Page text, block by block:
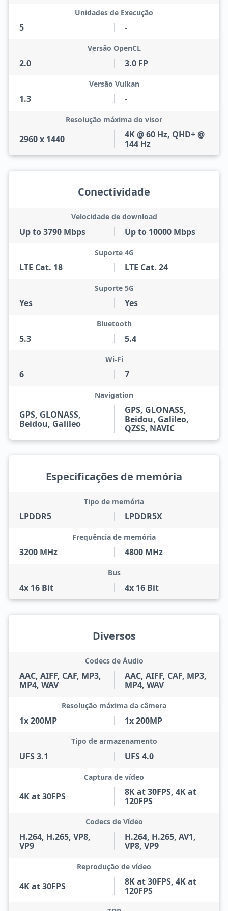
5
Unidades de Execução
-
2.0
Versão OpenCL
3.0 FP
1.3
Versão Vulkan
-
2960 x 1440
Resolução máxima do visor
4K @ 60 Hz, QHD+ @
144 Hz
Conectividade
Up to 3790 Mbps
Velocidade de download
Up to 10000 Mbps
LTE Cat. 18
Suporte 4G
LTE Cat. 24
Yes
Suporte 5G
Yes
5.3
Bluetooth
5.4
6
Wi-Fi
7
GPS, GLONASS,
Beidou, Galileo
Navigation
GPS, GLONASS,
Beidou, Galileo,
QZSS, NAVIC
Especificações de memória
LPDDR5
Tipo de memória
LPDDR5X
3200 MHz
Frequência de memória
4800 MHz
4x 16 Bit
Bus
4x 16 Bit
Diversos
AAC, AIFF, CAF, MP3,
MP4, WAV
Codecs de Áudio
AAC, AIFF, CAF, MP3,
MP4, WAV
1x 200MP
Resolução máxima da câmera
1x 200MP
UFS 3.1
Tipo de armazenamento
UFS 4.0
4K at 30FPS
Captura de vídeo
8K at 30FPS, 4K at
120FPS
H.264, H.265, VP8,
VP9
Codecs de Vídeo
H.264, H.265, AV1,
VP8, VP9
4K at 30FPS
Reprodução de vídeo
8K at 30FPS, 4K at
120FPS